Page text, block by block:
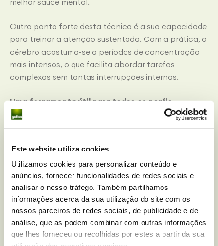
Este website utiliza cookies
Utilizamos cookies para personalizar conteúdo e
anúncios, fornecer funcionalidades de redes sociais e
analisar o nosso tráfego. Também partilhamos
informações acerca da sua utilização do site com os
nossos parceiros de redes sociais, de publicidade e de
análise, que as podem combinar com outras informações
que lhes forneceu ou recolhidas por estes a partir da sua
melhor saúde mental.
Outro ponto forte desta técnica é a sua capacidade
para treinar a atenção sustentada. Com a prática, o
cérebro acostuma-se a períodos de concentração
mais intensos, o que facilita abordar tarefas
complexas sem tantas interrupções internas.
Uma ferramenta útil para todos os perfis
O método pomodoro adapta-se a diferentes perfis e
eficaz de organizar o tempo de estudo por
disciplinas e evitar o cansaço antes dos exames da
escola ou da universidade.
Para os profissionais jovens ou que trabalham em
ambientes digitais, pressupõe uma barreira contra
omultitaskingexcessivo e a dispersão, que os
dispositivos eletrónicos provocam. E, para as